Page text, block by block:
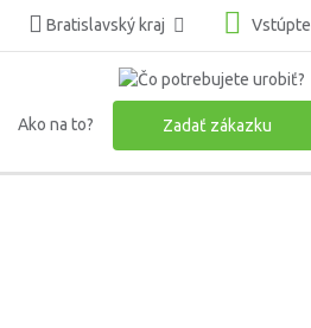
Bratislavský kraj Vstúpte
Ako na to? Zadať zákazku